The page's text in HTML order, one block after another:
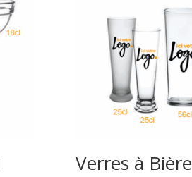
Verres à Bière